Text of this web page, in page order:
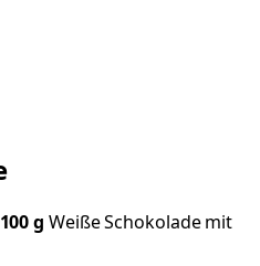
100g Weiße Schokolade mit